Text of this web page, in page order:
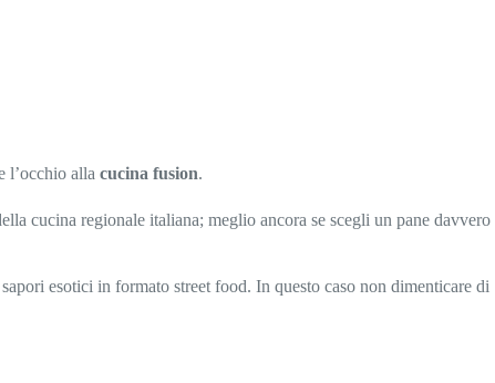
l’occhio alla cucina fusion.
cucina regionale italiana; meglio ancora se scegli un pane davvero
esotici in formato street food. In questo caso non dimenticare di